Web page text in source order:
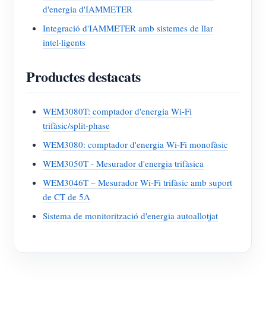
d'energia d'IAMMETER
Integració d'IAMMETER amb sistemes de llar
intel·ligents
Productes destacats
WEM3080T: comptador d'energia Wi-Fi
trifàsic/split-phase
WEM3080: comptador d'energia Wi-Fi monofàsic
WEM3050T - Mesurador d'energia trifàsica
WEM3046T – Mesurador Wi-Fi trifàsic amb suport
de CT de 5A
Sistema de monitorització d'energia autoallotjat